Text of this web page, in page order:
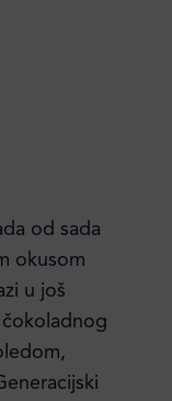
od sada
okusom
u još
čokoladnog